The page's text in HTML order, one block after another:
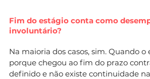
Fim do estágio conta como
involuntário?
Na maioria dos casos, sim. Quando
porque chegou ao fim do prazo
definido e não existe continuidade